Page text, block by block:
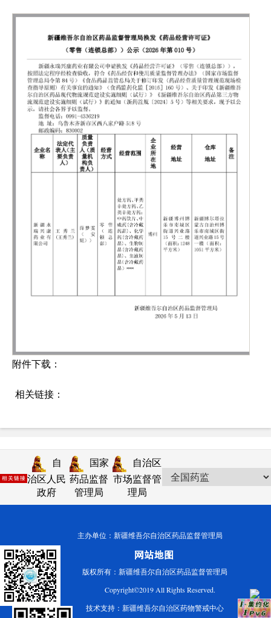
附件下载：
相关链接：
自
治区人民
政府
国家
药品监督
管理局
自治区
市场监督管
理局
主办单位：新疆维吾尔自治区药品监督管理局
版权所有：新疆维吾尔自治区药品监督管理局
Copyright©2019 All Rights Reserved.
技术支持：新疆维吾尔自治区药物警戒中心